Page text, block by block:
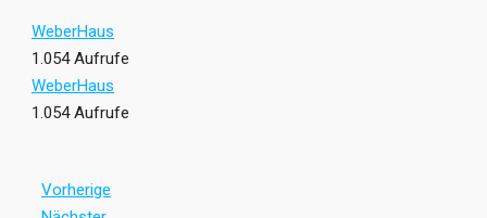
WeberHaus
1.054 Aufrufe
WeberHaus
1.054 Aufrufe
Vorherige